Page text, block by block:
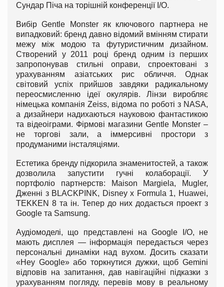
Сундар Піча на торішній конференції I/O.
Вибір Gentle Monster як ключового партнера не
випадковий: бренд давно відомий вмінням стирати
межу між модою та футуристичним дизайном.
Створений у 2011 році бренд одним із перших
запропонував стильні оправи, спроектовані з
урахуванням азіатських рис обличчя. Однак
світовий успіх прийшов завдяки радикальному
переосмисленню ідеї окулярів. Лінзи виробляє
німецька компанія Zeiss, відома по роботі з NASA,
а дизайнери надихаються науковою фантастикою
та відеоіграми. Фірмові магазини Gentle Monster –
не торгові зали, а іммерсивні простори з
продуманими інсталяціями.
Естетика бренду підкорила знаменитостей, а також
дозволила запустити гучні колаборації. У
портфоліо партнерств: Maison Margiela, Mugler,
Дженні з BLACKPINK, Disney x Formula 1, Huawei,
TEKKEN 8 та ін. Тепер до них додається проект з
Google та Samsung.
Аудіомоделі, що представлені на Google I/O, не
мають дисплея — інформація передається через
персональні динаміки над вухом. Досить сказати
«Hey Google» або торкнутися дужки, щоб Gemini
відповів на запитання, дав навігаційні підказки з
урахуванням погляду, перевів мову в реальному